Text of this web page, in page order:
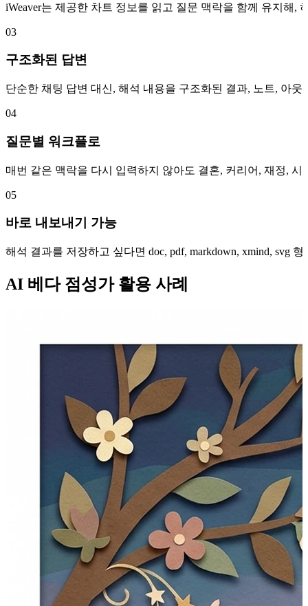
iWeaver는 제공한 차트 정보를 읽고 질문 맥락을 함께 유지해,
03
구조화된 답변
단순한 채팅 답변 대신, 해석 내용을 구조화된 결과, 노트, 아
04
질문별 워크플로
매번 같은 맥락을 다시 입력하지 않아도 결혼, 커리어, 재정,
05
바로 내보내기 가능
해석 결과를 저장하고 싶다면 doc, pdf, markdown, xmind, svg
AI 베다 점성가 활용 사례